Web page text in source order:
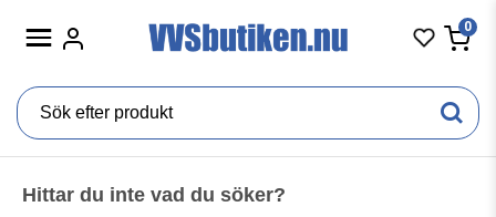
0
Hittar du inte vad du söker?